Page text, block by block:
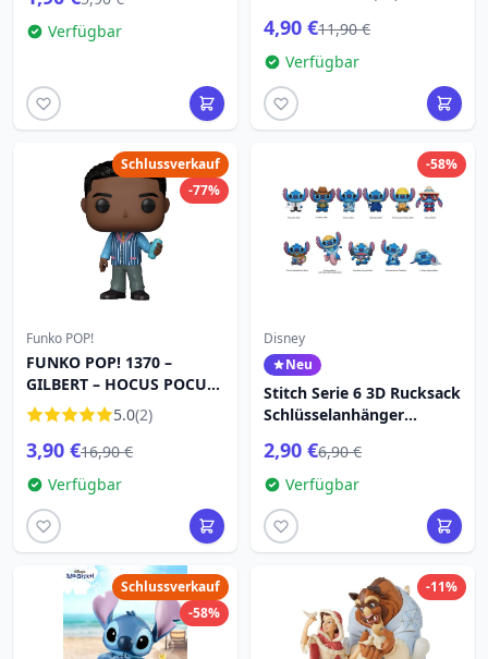
Verfügbar
4,90 €11,90 €
Verfügbar
Schlussverkauf
-77%
Funko POP!
FUNKO POP! 1370 –
GILBERT – HOCUS POCUS
2
5.0(2)
3,90 €16,90 €
Verfügbar
-58%
Disney
Neu
Stitch Serie 6 3D Rucksack
Schlüsselanhänger
& Stitch
2,90 €6,90 €
Verfügbar
Schlussverkauf
-58%
-11%